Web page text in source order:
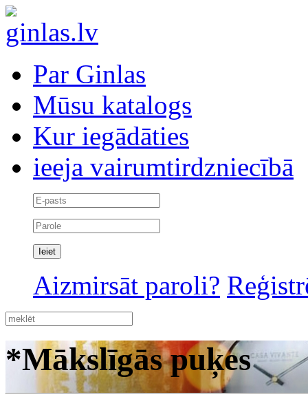
Par Ginlas
Mūsu katalogs
Kur iegādāties
ieeja vairumtirdzniecībā
Aizmirsāt paroli?
*Mākslīgās puķes